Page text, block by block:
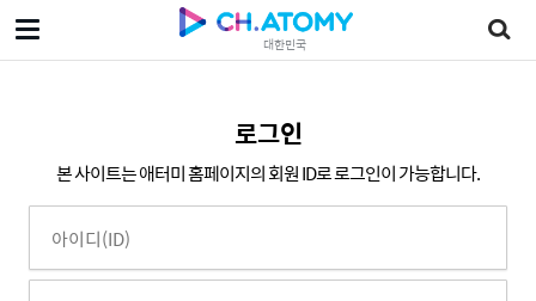
대한민국
로그인
본 사이트는 애터미 홈페이지의 회원 ID로 로그인이 가능합니다.